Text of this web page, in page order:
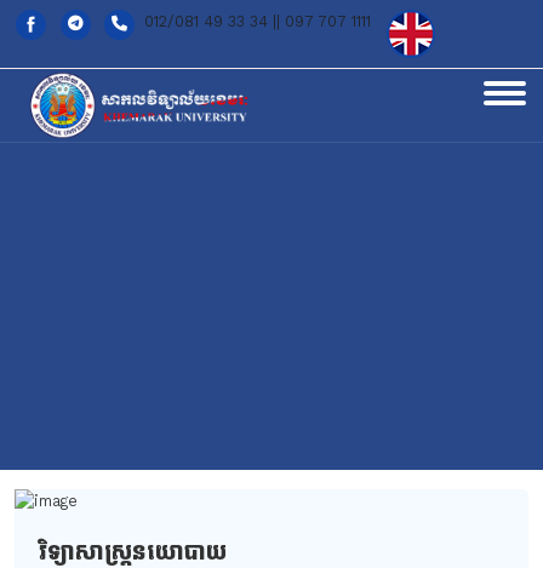
012/081 49 33 34 || 097 707 1111
វិទ្យាសាស្ត្រនយោបាយ